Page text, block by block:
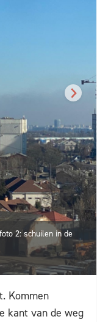
2: schuilen in de
Kommen
kant van de weg